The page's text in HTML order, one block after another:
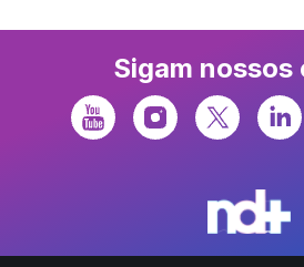
Sigam nossos